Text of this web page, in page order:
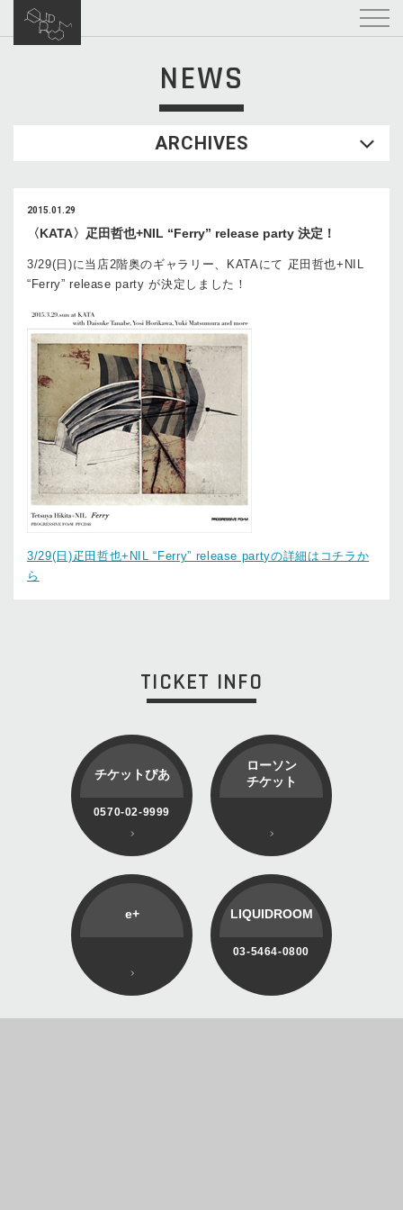
NEWS
ARCHIVES
2015.01.29
〈KATA〉疋田哲也+NIL “Ferry” release party 決定！
3/29(日)に当店2階奥のギャラリー、KATAにて 疋田哲也+NIL
“Ferry” release party が決定しました！
3/29(日)疋田哲也+NIL “Ferry” release partyの詳細はコチラか
ら
TICKET INFO
チケットぴあ
0570-02-9999
ローソン
チケット
e+ LIQUIDROOM
03-5464-0800